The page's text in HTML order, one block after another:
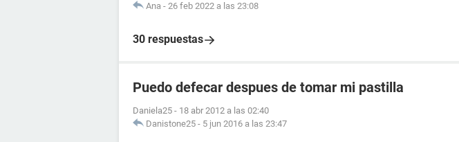
Ana - 26 feb 2022 a las 23:08
30 respuestas
Puedo defecar despues de tomar mi pastilla
Daniela25 - 18 abr 2012 a las 02:40
Danistone25 - 5 jun 2016 a las 23:47